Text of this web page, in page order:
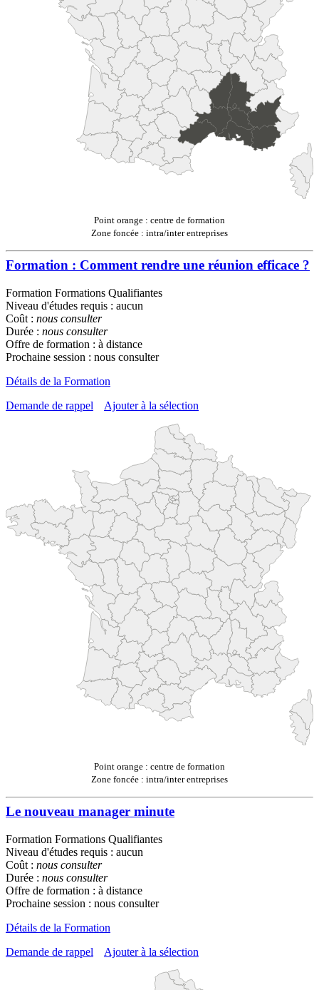
Point orange : centre de formation
Zone foncée : intra/inter entreprises
Formation : Comment rendre une réunion efficace ?
Formation Formations Qualifiantes
Niveau d'études requis : aucun
Coût : nous consulter
Durée : nous consulter
Offre de formation : à distance
Prochaine session : nous consulter
Détails de la Formation
Demande de rappel
Ajouter à la sélection
Point orange : centre de formation
Zone foncée : intra/inter entreprises
Le nouveau manager minute
Formation Formations Qualifiantes
Niveau d'études requis : aucun
Coût : nous consulter
Durée : nous consulter
Offre de formation : à distance
Prochaine session : nous consulter
Détails de la Formation
Demande de rappel
Ajouter à la sélection